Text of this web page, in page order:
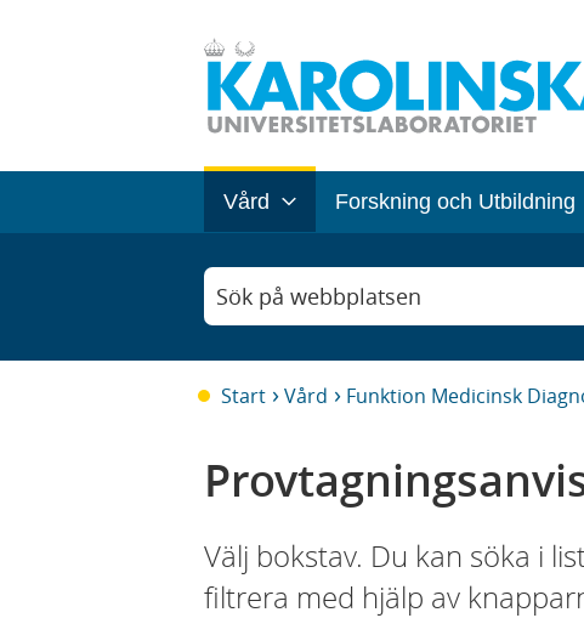
Vård Forskning och Utbildning
Sök på webbplatsen
Start Vård Funktion Medicinsk
Välj bokstav. Du kan söka i
filtrera med hjälp av